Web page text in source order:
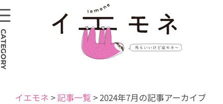
イエモネ >記事一覧>2024年7月の記事アーカイブ